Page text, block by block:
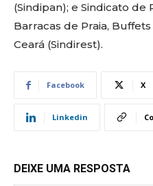
(Sindipan); e Sindicato de
Barracas de Praia,
Ceará (Sindirest).
Facebook X
Linkedin
DEIXE UMA RESPOSTA